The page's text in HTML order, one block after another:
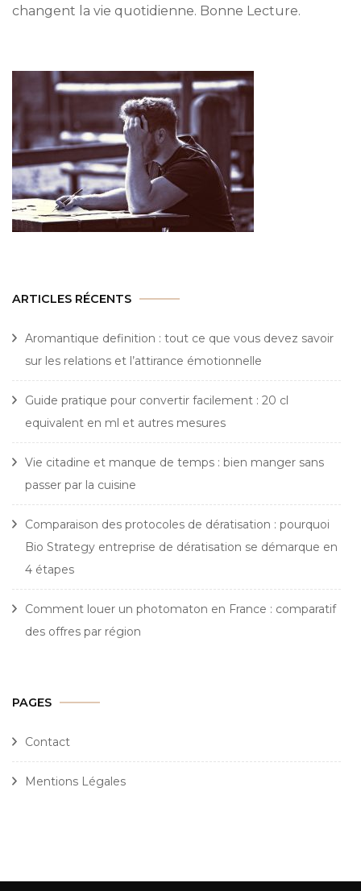
changent la vie quotidienne. Bonne Lecture.
ARTICLES RÉCENTS
Aromantique definition : tout ce que vous devez savoir
sur les relations et l’attirance émotionnelle
Guide pratique pour convertir facilement : 20 cl
equivalent en ml et autres mesures
Vie citadine et manque de temps : bien manger sans
passer par la cuisine
Comparaison des protocoles de dératisation : pourquoi
Bio Strategy entreprise de dératisation se démarque en
4 étapes
Comment louer un photomaton en France : comparatif
des offres par région
PAGES
Contact
Mentions Légales